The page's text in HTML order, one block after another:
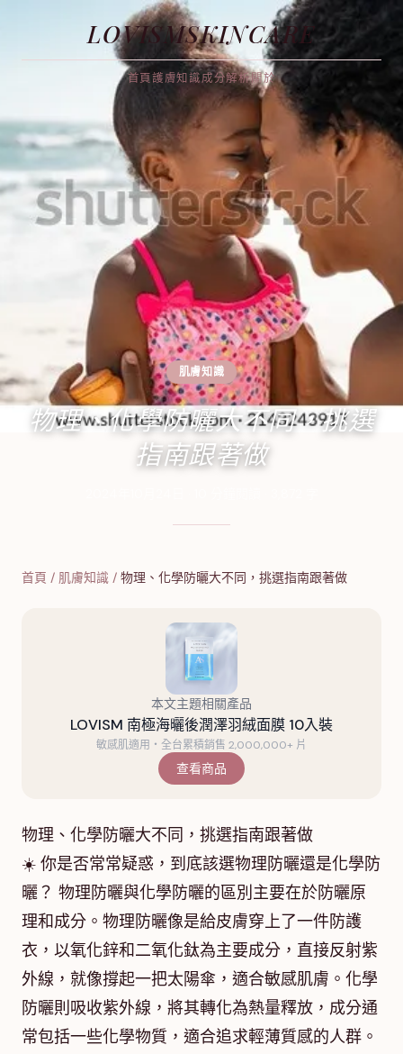
LOVISMSKINCARE
首頁護膚知識成分解析關於
肌膚知識
物理、化學防曬大不同，挑選
指南跟著做
首頁 / 肌膚知識 / 物理、化學防曬大不同，挑選指南跟著做
本文主題相關產品
LOVISM 南極海曬後潤澤羽絨面膜 10入裝
敏感肌適用・全台累積銷售 2,000,000+ 片
查看商品
物理、化學防曬大不同，挑選指南跟著做
☀️ 你是否常常疑惑，到底該選物理防曬還是化學防
曬？ 物理防曬與化學防曬的區別主要在於防曬原
理和成分。物理防曬像是給皮膚穿上了一件防護
衣，以氧化鋅和二氧化鈦為主要成分，直接反射紫
外線，就像撐起一把太陽傘，適合敏感肌膚。化學
防曬則吸收紫外線，將其轉化為熱量釋放，成分通
常包括一些化學物質，適合追求輕薄質感的人群。